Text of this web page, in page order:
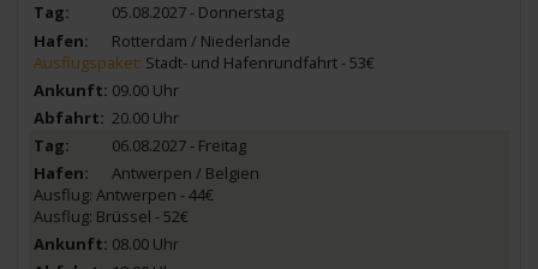
05.08.2027 - Donnerstag
Rotterdam / Niederlande
Ausflugspaket: Stadt- und Hafenrundfahrt - 53€
09.00 Uhr
20.00 Uhr
06.08.2027 - Freitag
Antwerpen / Belgien
Ausflug: Antwerpen - 44€
Ausflug: Brüssel - 52€
08.00 Uhr